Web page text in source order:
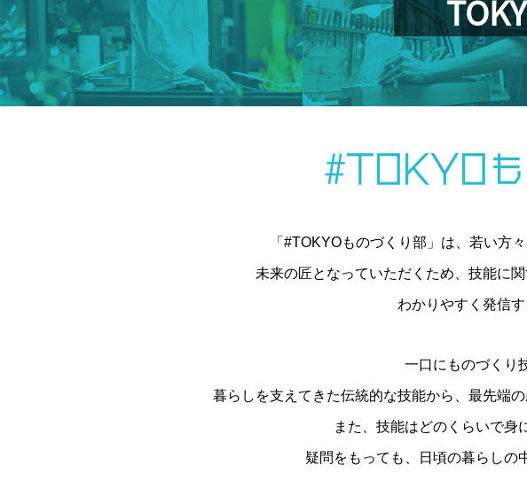
#TOKYO
「#TOKYOものづくり部」は、若い方
未来の匠となっていただくため、技能に
わかりやすく発信
一口にものづくり
暮らしを支えてきた伝統的な技能から、最先端
また、技能はどのくらいで身
疑問をもっても、日頃の暮らしの